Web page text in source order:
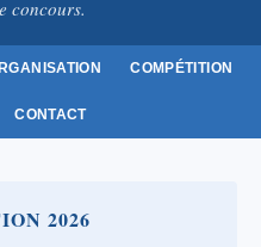
concours.
COMPÉTITION
CONTACT
2026